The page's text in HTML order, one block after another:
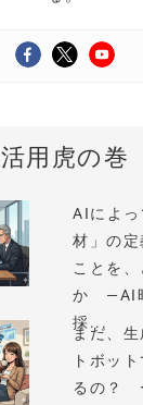
用虎の巻
AIによ
材」の
ことを、
か —AI
採...
まだ、
トボッ
るの？